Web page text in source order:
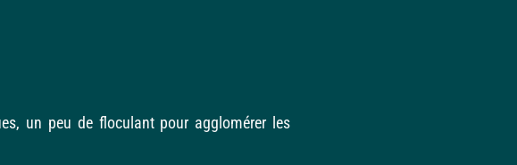
un peu de floculant pour agglomérer les